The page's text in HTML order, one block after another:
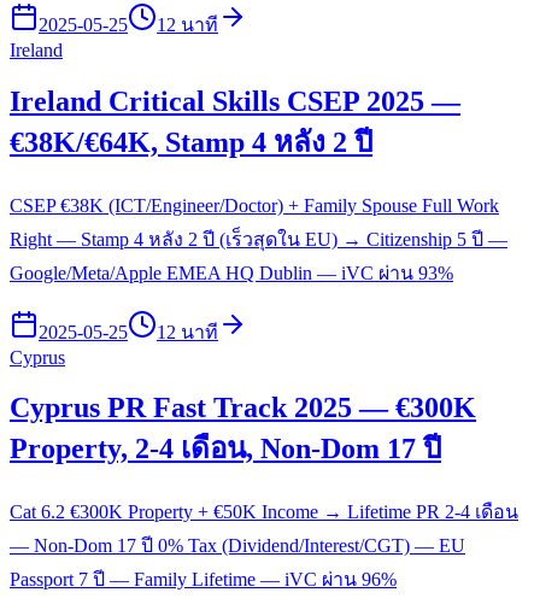
2025-05-25
12 นาที
Ireland
Ireland Critical Skills CSEP 2025 —
€38K/€64K, Stamp 4 หลัง 2 ปี
CSEP €38K (ICT/Engineer/Doctor) + Family Spouse Full Work
Right — Stamp 4 หลัง 2 ปี (เร็วสุดใน EU) → Citizenship 5 ปี —
Google/Meta/Apple EMEA HQ Dublin — iVC ผ่าน 93%
2025-05-25
12 นาที
Cyprus
Cyprus PR Fast Track 2025 — €300K
Property, 2-4 เดือน, Non-Dom 17 ปี
Cat 6.2 €300K Property + €50K Income → Lifetime PR 2-4 เดือน
— Non-Dom 17 ปี 0% Tax (Dividend/Interest/CGT) — EU
Passport 7 ปี — Family Lifetime — iVC ผ่าน 96%